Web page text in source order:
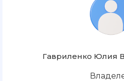
Гавриленко Юлия